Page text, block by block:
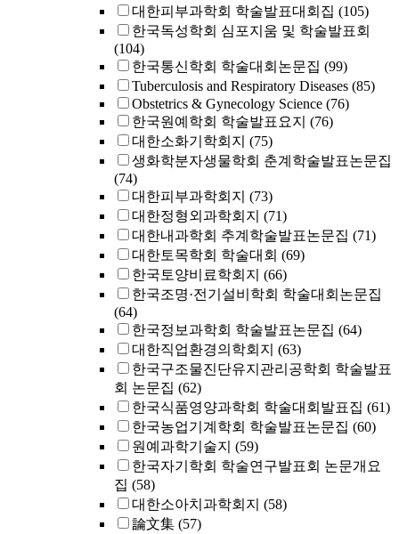
대한피부과학회 학술발표대회집 (105)
한국독성학회 심포지움 및 학술발표회
(104)
한국통신학회 학술대회논문집 (99)
Tuberculosis and Respiratory Diseases (85)
Obstetrics & Gynecology Science (76)
한국원예학회 학술발표요지 (76)
대한소화기학회지 (75)
생화학분자생물학회 춘계학술발표논문집
(74)
대한피부과학회지 (73)
대한정형외과학회지 (71)
대한내과학회 추계학술발표논문집 (71)
대한토목학회 학술대회 (69)
한국토양비료학회지 (66)
한국조명·전기설비학회 학술대회논문집
(64)
한국정보과학회 학술발표논문집 (64)
대한직업환경의학회지 (63)
한국구조물진단유지관리공학회 학술발표
회 논문집 (62)
한국식품영양과학회 학술대회발표집 (61)
한국농업기계학회 학술발표논문집 (60)
원예과학기술지 (59)
한국자기학회 학술연구발표회 논문개요
집 (58)
대한소아치과학회지 (58)
論文集 (57)